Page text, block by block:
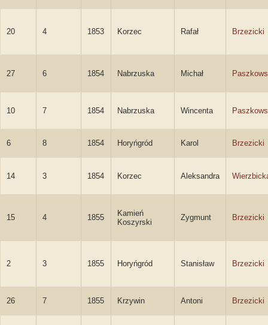
20 4 1853 Korzec Rafał Brzezicki
27 6 1854 Nabrzuska Michał
10 7 1854 Nabrzuska Wincenta
6 8 1854 Horyńgród Karol Brzezicki
14 3 1854 Korzec Aleksandra
15 4 1855
Kamień
Koszyrski
Zygmunt Brzezicki
2 3 1855 Horyńgród Stanisław Brzezicki
26 7 1855 Krzywin Antoni Brzezicki